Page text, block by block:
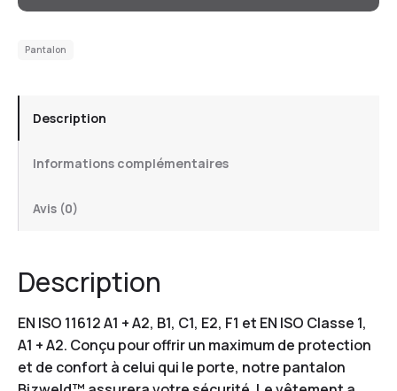
Pantalon
Description
Informations complémentaires
Avis (0)
Description
EN ISO 11612 A1 + A2, B1, C1, E2, F1 et EN ISO Classe 1,
A1 + A2. Conçu pour offrir un maximum de protection
et de confort à celui qui le porte, notre pantalon